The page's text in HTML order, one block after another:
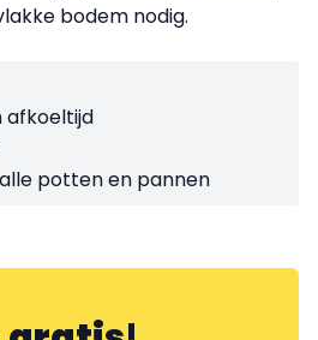
bodem nodig.
potten en pannen